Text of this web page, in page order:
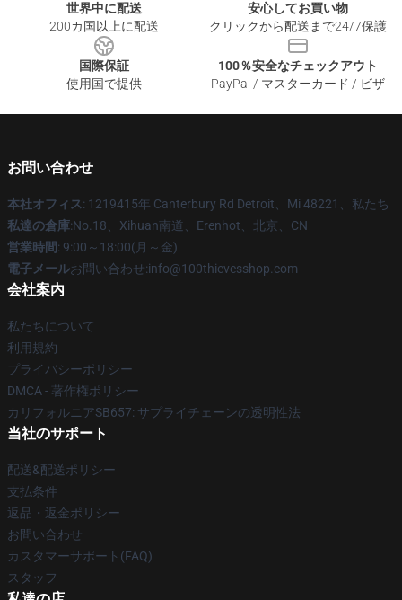
世界中に配送
200カ国以上に配送
安心してお買い物
クリックから配送まで24/7保護
国際保証
使用国で提供
100％安全なチェックアウト
PayPal / マスターカード / ビザ
お問い合わせ
本社オフィス: 1219415年 Canterbury Rd Detroit、Mi 48221、私たち
私達の倉庫:No.18、Xihuan南道、Erenhot、北京、CN
営業時間: 9:00～18:00(月～金)
電子メールお問い合わせ:info@100thievesshop.com
会社案内
私たちについて
利用規約
プライバシーポリシー
DMCA - 著作権ポリシー
カリフォルニアSB657: サプライチェーンの透明性法
当社のサポート
配送&配送ポリシー
支払条件
返品・返金ポリシー
お問い合わせ
カスタマーサポート(FAQ)
スタッフ